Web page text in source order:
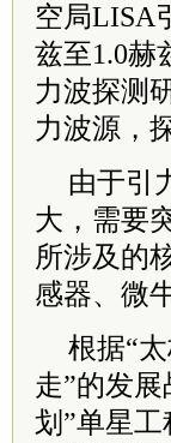
空局LISA
兹至1.0赫
力波探测
力波源，
由于引
大，需要
所涉及的
感器、微
根据“
走”的发
划”单星